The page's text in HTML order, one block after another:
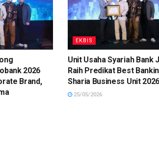
2026
Brand,
EKBIS
Unit Usaha Syariah Bank
Raih Predikat Best
Sharia Business Unit 2026
25/05/2026